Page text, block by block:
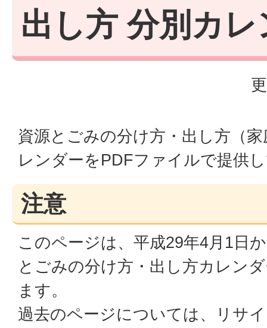
出し方 分別カレ
資源とごみの分け方・出し方（
レンダーをPDFファイルで提供
注意
このページは、平成29年4月1日
とごみの分け方・出し方カレン
ます。
過去のページについては、リサ